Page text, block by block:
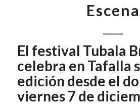
Escena
El festival Tubala
celebra en Tafalla
edición desde el
viernes 7 de